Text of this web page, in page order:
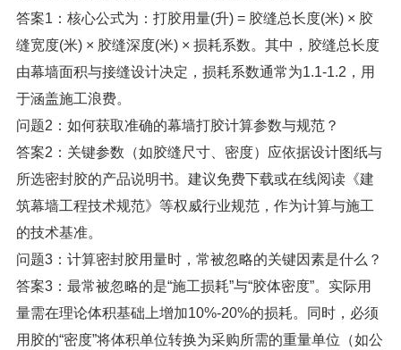
答案1：核心公式为：打胶用量(升) = 胶缝总长度(米) × 胶
缝宽度(米) × 胶缝深度(米) × 损耗系数。其中，胶缝总长度
由幕墙面积与接缝设计决定，损耗系数通常为1.1-1.2，用
于涵盖施工浪费。
问题2：如何获取准确的幕墙打胶计算参数与规范？
答案2：关键参数（如胶缝尺寸、密度）应依据设计图纸与
所选密封胶的产品说明书。建议免费下载或在线阅读《建
筑幕墙工程技术规范》等权威行业规范，作为计算与施工
的技术基准。
问题3：计算密封胶用量时，常被忽略的关键因素是什么？
答案3：最常被忽略的是“施工损耗”与“胶体密度”。实际用
量需在理论体积基础上增加10%-20%的损耗。同时，必须
用胶的“密度”将体积单位转换为采购所需的重量单位（如公